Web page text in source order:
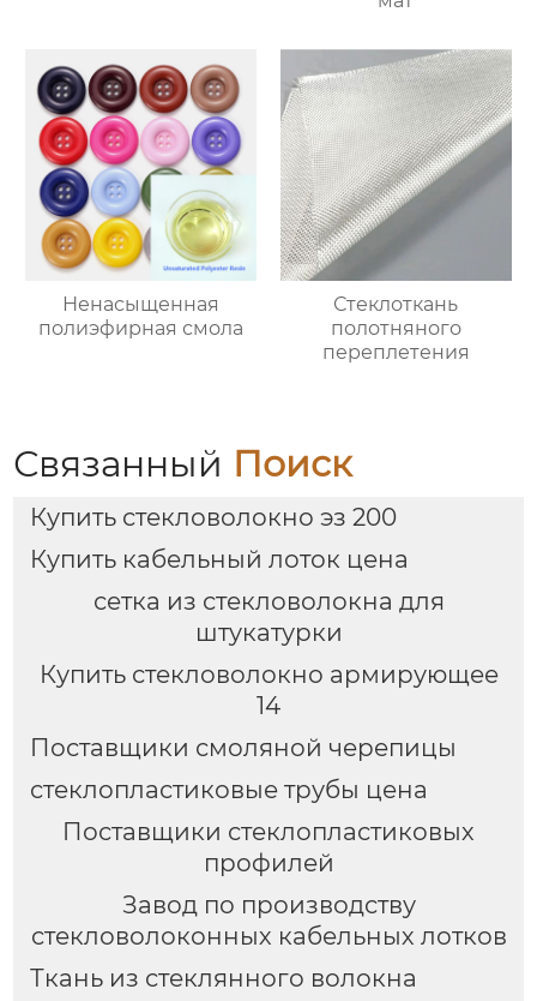
Ненасыщенная
полиэфирная смола
Стеклоткань
полотняного
переплетения
Связанный Поиск
Купить стекловолокно эз 200
Купить кабельный лоток цена
сетка из стекловолокна для
штукатурки
Купить стекловолокно армирующее
14
Поставщики смоляной черепицы
стеклопластиковые трубы цена
Поставщики стеклопластиковых
профилей
Завод по производству
стекловолоконных кабельных лотков
Ткань из стеклянного волокна